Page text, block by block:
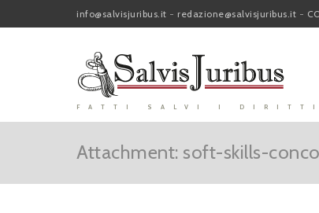
info@salvisjuribus.it - redazione@salvisjuribus.it -
FATTI SALVI I DIRITTI
Attachment: soft-skills-